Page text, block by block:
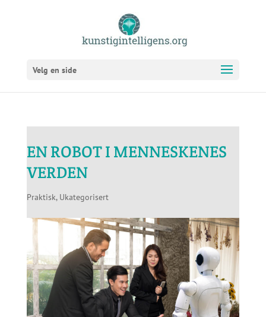
Velg en side
EN ROBOT I MENNESKENES
VERDEN
Praktisk, Ukategorisert